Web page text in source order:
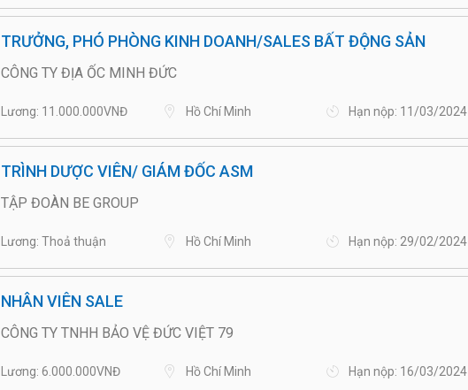
TRƯỞNG, PHÓ PHÒNG KINH DOANH/SALES BẤT ĐỘNG SẢN
CÔNG TY ĐỊA ỐC MINH ĐỨC
Lương: 11.000.000VNĐ Hồ Chí Minh Hạn nộp: 11/03/2024
TRÌNH DƯỢC VIÊN/ GIÁM ĐỐC ASM
TẬP ĐOÀN BE GROUP
Lương: Thoả thuận Hồ Chí Minh Hạn nộp: 29/02/2024
NHÂN VIÊN SALE
CÔNG TY TNHH BẢO VỆ ĐỨC VIỆT 79
Lương: 6.000.000VNĐ Hồ Chí Minh Hạn nộp: 16/03/2024